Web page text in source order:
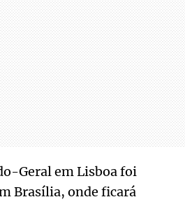
Geral em Lisboa foi
Brasília, onde ficará